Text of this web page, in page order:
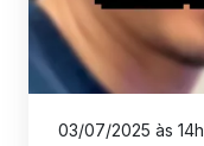
03/07/2025 às